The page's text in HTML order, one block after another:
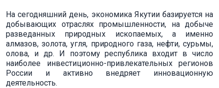
На сегодняшний день, экономика Якутии базируется на
добывающих отраслях промышленности, на добыче
разведанных природных ископаемых, а именно
алмазов, золота, угля, природного газа, нефти, сурьмы,
олова, и др. И поэтому республика входит в число
наиболее инвестиционно-привлекательных регионов
России и активно внедряет инновационную
деятельность.